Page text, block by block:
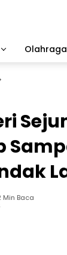
Olahraga
Min Baca